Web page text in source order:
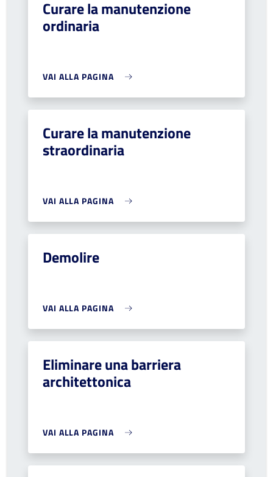
Curare la manutenzione
ordinaria
VAI ALLA PAGINA
Curare la manutenzione
straordinaria
VAI ALLA PAGINA
Demolire
VAI ALLA PAGINA
Eliminare una barriera
architettonica
VAI ALLA PAGINA